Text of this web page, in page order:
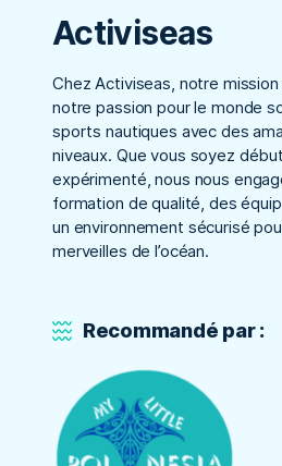
Activiseas
Chez Activiseas, notre
notre passion pour le monde
sports nautiques avec des
niveaux. Que vous soyez
expérimenté, nous nous
formation de qualité, des
un environnement sécurisé
merveilles de l’océan.
Recommandé par :